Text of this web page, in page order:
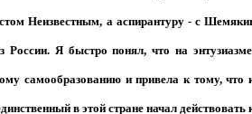
Неизвестным, а аспирантуру - с
России. Я быстро понял, что на
самообразованию и привела к тому, что
в этой стране начал